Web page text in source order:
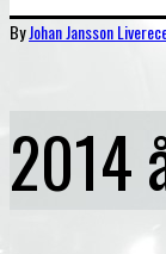
ByJohan Jansson
2014